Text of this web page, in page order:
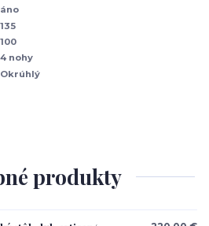
áno
135
100
4 nohy
Okrúhlý
produkty